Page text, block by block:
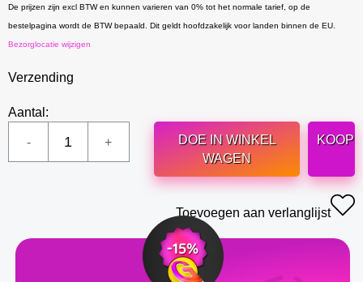
De prijzen zijn excl BTW en kunnen varieren van 0% tot het normale tarief, op de
bestelpagina wordt de BTW bepaald. Dit geldt hoofdzakelijk voor landen binnen de EU.
Bezorglocatie wijzigen
Verzending
Aantal:
DOE IN WINKEL
WAGEN
KOOP
Toevoegen aan verlanglijst